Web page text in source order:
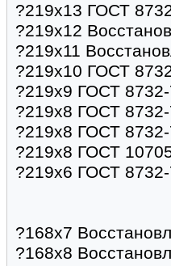
?219х13 ГОСТ
?219х12
?219х11
?219х10 ГОСТ
?219х9 ГОСТ 8732-
?219х8 ГОСТ
?219х8 ГОСТ 8732-
?219х8 ГОСТ
?219х6 ГОСТ
?168х7
?168х8